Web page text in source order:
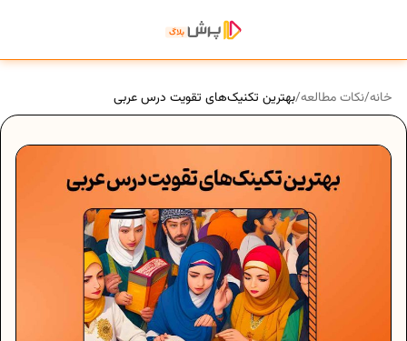
خانه/نکات مطالعه/بهترین تکنیک‌های تقویت درس عربی